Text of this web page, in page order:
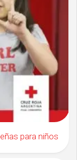
para niños